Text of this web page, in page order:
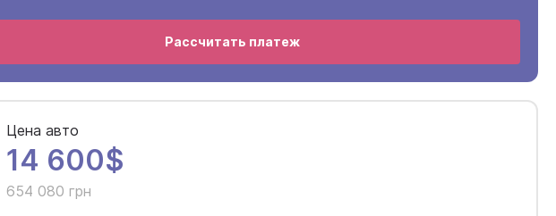
Рассчитать платеж
Цена авто
14 600$
654 080 грн